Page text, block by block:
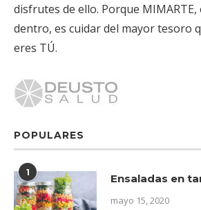
disfrutes de ello. Porque
dentro, es cuidar del mayor tesoro
eres TÚ.
POPULARES
1 Ensaladas en
mayo 15, 2020